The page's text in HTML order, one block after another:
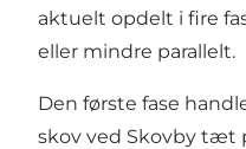
aktuelt opdelt i fire
eller mindre parallelt.
Den første fase
skov ved Skovby tæt